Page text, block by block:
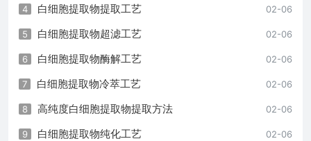
02-06
4 白细胞提取物提取工艺
02-06
5 白细胞提取物超滤工艺
02-06
6 白细胞提取物酶解工艺
02-06
7 白细胞提取物冷萃工艺
02-06
8 高纯度白细胞提取物提取方法
02-06
9 白细胞提取物纯化工艺